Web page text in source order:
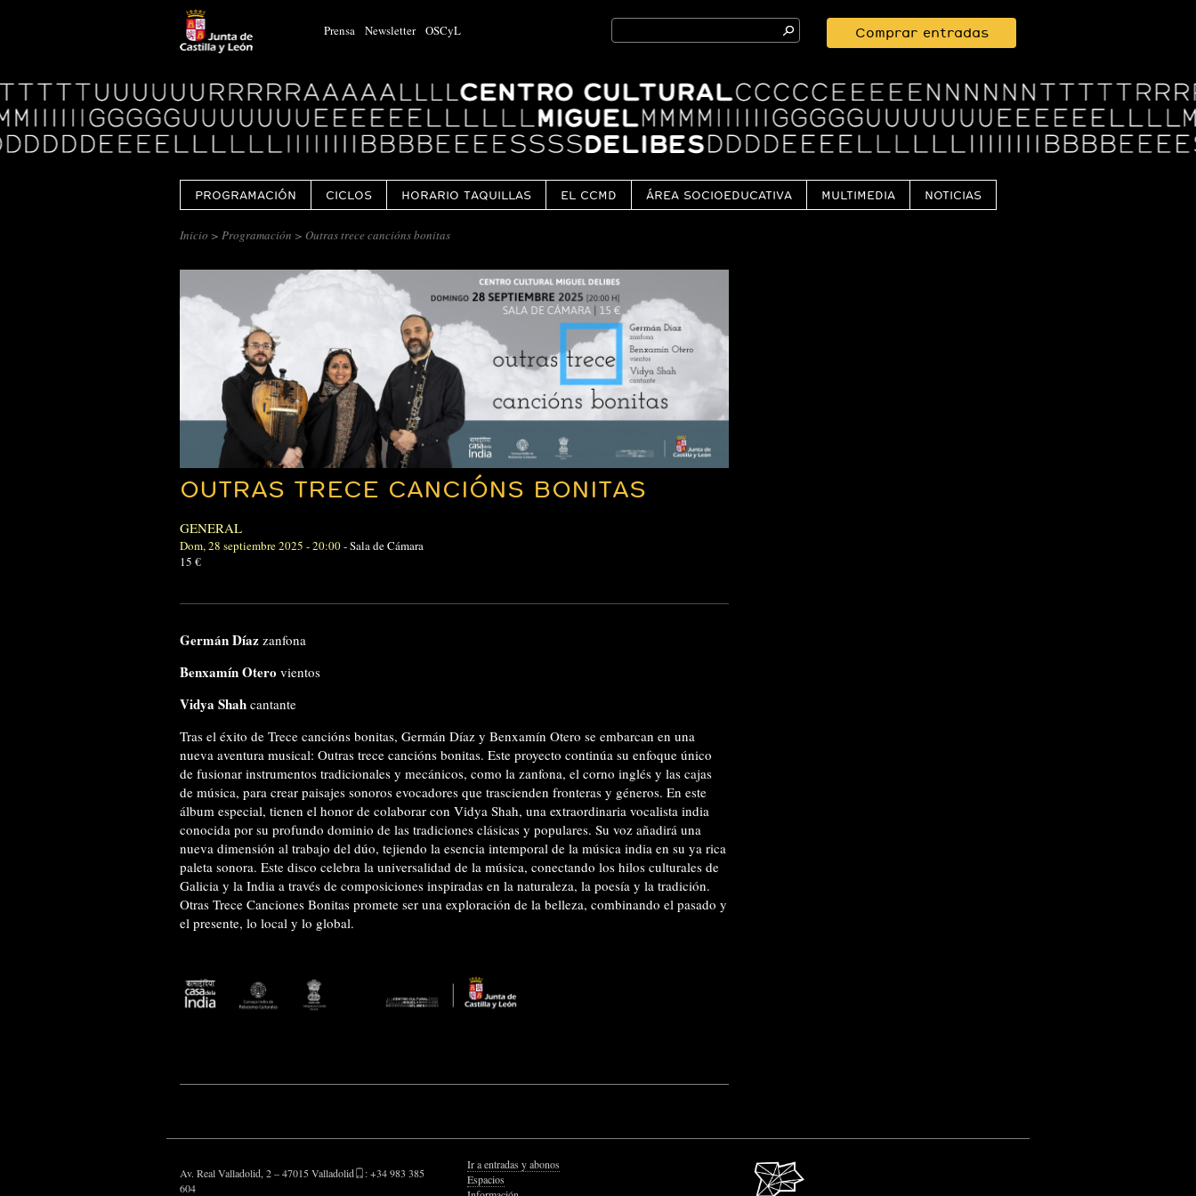
Prensa Newsletter OSCyL
Search
for:
Comprar entradas
Logo
Centro
Cultural
Miguel
Delibes
PROGRAMACIÓN CICLOS HORARIO TAQUILLAS EL CCMD ÁREA SOCIOEDUCATIVA MULTIMEDIA NOTICIAS
Inicio > Programación > Outras trece cancións bonitas
OUTRAS TRECE CANCIÓNS BONITAS
GENERAL
Dom, 28 septiembre 2025 - 20:00-Sala de Cámara
15 €
Germán Díaz zanfona
Benxamín Otero vientos
Vidya Shah cantante
Tras el éxito de Trece cancións bonitas, Germán Díaz y Benxamín Otero se embarcan en una
nueva aventura musical: Outras trece cancións bonitas. Este proyecto continúa su enfoque único
de fusionar instrumentos tradicionales y mecánicos, como la zanfona, el corno inglés y las cajas
de música, para crear paisajes sonoros evocadores que trascienden fronteras y géneros. En este
álbum especial, tienen el honor de colaborar con Vidya Shah, una extraordinaria vocalista india
conocida por su profundo dominio de las tradiciones clásicas y populares. Su voz añadirá una
nueva dimensión al trabajo del dúo, tejiendo la esencia intemporal de la música india en su ya rica
paleta sonora. Este disco celebra la universalidad de la música, conectando los hilos culturales de
Galicia y la India a través de composiciones inspiradas en la naturaleza, la poesía y la tradición.
Otras Trece Canciones Bonitas promete ser una exploración de la belleza, combinando el pasado y
el presente, lo local y lo global.
Av. Real Valladolid, 2 – 47015 Valladolid
: +34 983 385
604
Ir a entradas y abonos
Espacios